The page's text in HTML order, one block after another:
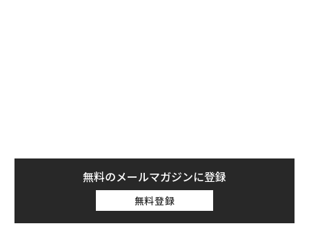
に形成するため、ファンデーションを塗る際に下地とフ
ァンデーションが混ざりにくいのが特長。
クト膜はみずみずしく肌に密着し、ファンデーションに
無料のメールマガジンに登録
無料登録